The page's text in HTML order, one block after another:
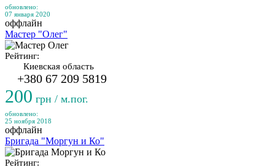
обновлено:
07 января 2020
оффлайн
Мастер "Олег"
Рейтинг:
Киевская область
+380 67 209 5819
200 грн / м.пог.
обновлено:
25 ноября 2018
оффлайн
Бригада "Моргун и Ко"
Рейтинг: